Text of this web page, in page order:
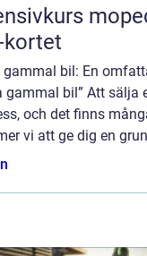
moped i
kortet
gammal bil: En
gammal bil” Att
och det finns
vi att ge dig en